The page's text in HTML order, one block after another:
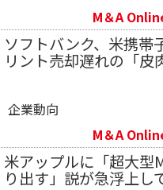
M＆A
ソフトバンク、米携帯
リント売却遅れの「皮
企業動向
M＆A
米アップルに「超大型
り出す」説が急浮上し